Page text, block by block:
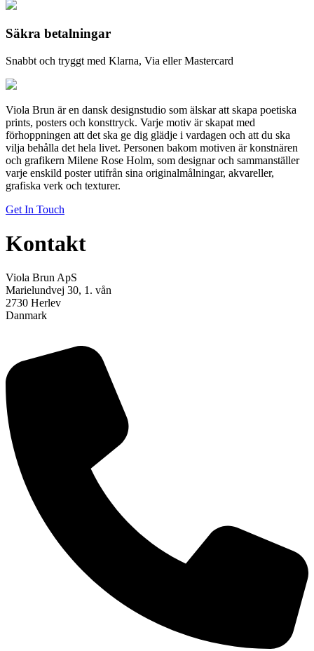
Säkra betalningar
Snabbt och tryggt med Klarna, Via eller Mastercard
Viola Brun är en dansk designstudio som älskar att skapa poetiska
prints, posters och konsttryck. Varje motiv är skapat med
förhoppningen att det ska ge dig glädje i vardagen och att du ska
vilja behålla det hela livet. Personen bakom motiven är konstnären
och grafikern Milene Rose Holm, som designar och sammanställer
varje enskild poster utifrån sina originalmålningar, akvareller,
grafiska verk och texturer.
Get In Touch
Kontakt
Viola Brun ApS
Marielundvej 30, 1. vån
2730 Herlev
Danmark